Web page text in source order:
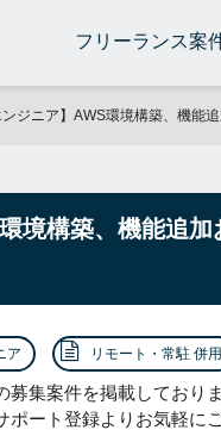
フリーランス案
ンジニア】AWS環境構築、機能
境構築、機能追
ア リモート・常駐 併用
集案件を掲載しておりま
ート登録よりお気軽に